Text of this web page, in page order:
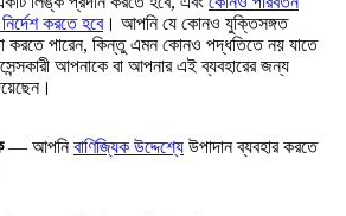
করতে হবে। আপনি যে কোনও যুক্তিসঙ্গত
করতে পারেন, কিন্তু এমন কোনও পদ্ধতিতে নয় যাতে
আপনাকে বা আপনার এই ব্যবহারের জন্য
— আপনিবাণিজ্যিক উদ্দেশ্যে উপাদান ব্যবহার করতে